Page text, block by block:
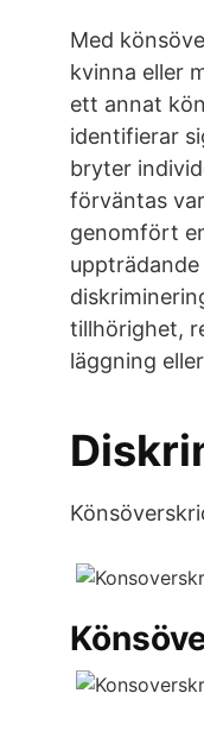
Med
kvinna eller
ett annat
identifierar
bryter
förväntas
genomfört
tillhörighet,
läggning